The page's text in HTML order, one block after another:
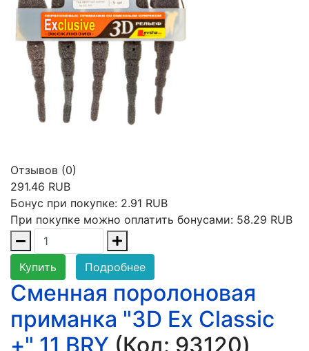
Отзывов (0)
291.46 RUB
Бонус при покупке: 2.91 RUB
При покупке можно оплатить бонусами: 58.29 RUB
Купить Подробнее
Сменная поролоновая
приманка "3D Ex Classic
+" 11 BRY (Код: 93120)